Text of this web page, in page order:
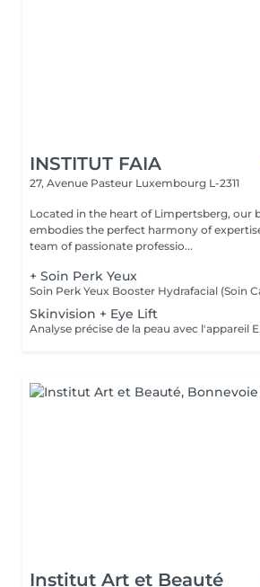
INSTITUT FAIA
27, Avenue Pasteur Luxembourg L-2311
Located in the heart of Limpertsberg, our
embodies the perfect harmony of expertise
team of passionate professio...
+ Soin Perk Yeux
Skinvision + Eye Lift
Institut Art et Beauté